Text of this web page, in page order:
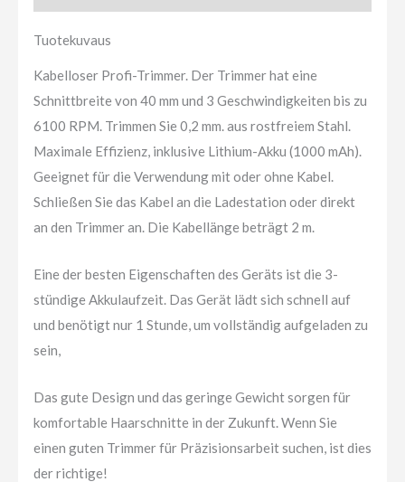
Tuotekuvaus
Kabelloser Profi-Trimmer. Der Trimmer hat eine
Schnittbreite von 40 mm und 3 Geschwindigkeiten bis zu
6100 RPM. Trimmen Sie 0,2 mm. aus rostfreiem Stahl.
Maximale Effizienz, inklusive Lithium-Akku (1000 mAh).
Geeignet für die Verwendung mit oder ohne Kabel.
Schließen Sie das Kabel an die Ladestation oder direkt
an den Trimmer an. Die Kabellänge beträgt 2 m.
Eine der besten Eigenschaften des Geräts ist die 3-
stündige Akkulaufzeit. Das Gerät lädt sich schnell auf
und benötigt nur 1 Stunde, um vollständig aufgeladen zu
sein,
Das gute Design und das geringe Gewicht sorgen für
komfortable Haarschnitte in der Zukunft. Wenn Sie
einen guten Trimmer für Präzisionsarbeit suchen, ist dies
der richtige!